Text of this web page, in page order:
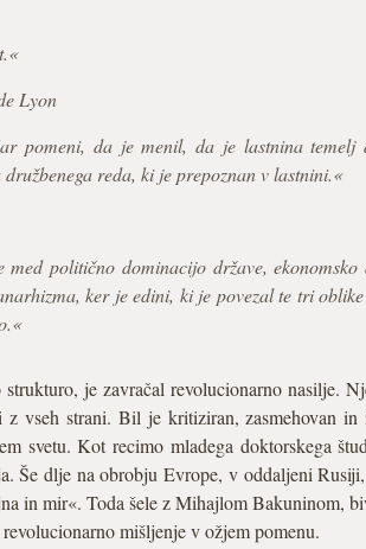
Lyon
pomeni, da je menil, da je lastnina temelj
reda, ki je prepoznan v lastnini.«
politično dominacijo države,
ker je edini, ki je povezal te tri
je zavračal revolucionarno nasilje.
vseh strani. Bil je kritiziran, zasmehovan in
svetu. Kot recimo mladega doktorskega
Še dlje na obrobju Evrope, v oddaljeni
in mir«. Toda šele z Mihajlom Bakuninom,
mišljenje v ožjem pomenu.